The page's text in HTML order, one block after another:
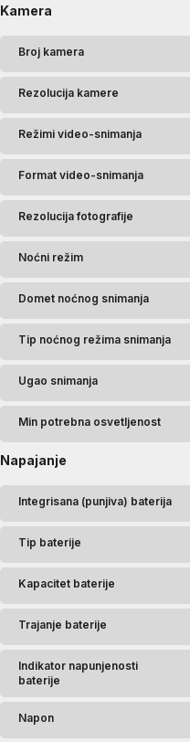
Kamera
Broj kamera
Rezolucija kamere
Režimi video-snimanja
Format video-snimanja
Rezolucija fotografije
Noćni režim
Domet noćnog snimanja
Tip noćnog režima snimanja
Ugao snimanja
Min potrebna osvetljenost
Napajanje
Integrisana (punjiva) baterija
Tip baterije
Kapacitet baterije
Trajanje baterije
Indikator napunjenosti
baterije
Napon